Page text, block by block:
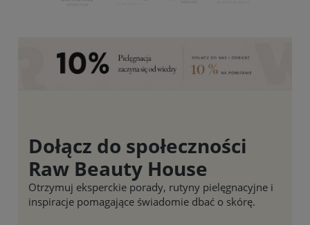
Dołącz do społeczności
Raw Beauty House
Otrzymuj eksperckie porady, rutyny pielęgnacyjne i
inspiracje pomagające świadomie dbać o skórę.